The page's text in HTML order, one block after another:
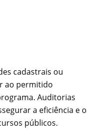
cadastrais ou
ao permitido
Auditorias
a eficiência e o
públicos.